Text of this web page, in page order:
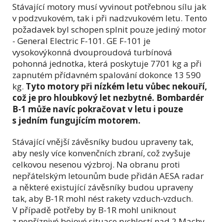
Stávající motory musí vyvinout potřebnou sílu jak
v podzvukovém, tak i při nadzvukovém letu. Tento
požadavek byl schopen splnit pouze jediný motor
- General Electric F-101. GE F-101 je
vysokovýkonná dvouproudová turbínová
pohonná jednotka, která poskytuje 7701 kg a při
zapnutém přídavném spalování dokonce 13 590
kg. Tyto motory při nízkém letu vůbec nekouří,
což je pro hloubkový let nezbytné. Bombardér
B-1 může navíc pokračovat v letu i pouze
s jedním fungujícím motorem.
Stávající vnější závěsníky budou upraveny tak,
aby nesly více konvenčních zbraní, což zvyšuje
celkovou nesenou výzbroj. Na obranu proti
nepřátelským letounům bude přidán AESA radar
a některé existující závěsníky budou upraveny
tak, aby B-1R mohl nést rakety vzduch-vzduch.
V případě potřeby by B-1R mohl uniknout